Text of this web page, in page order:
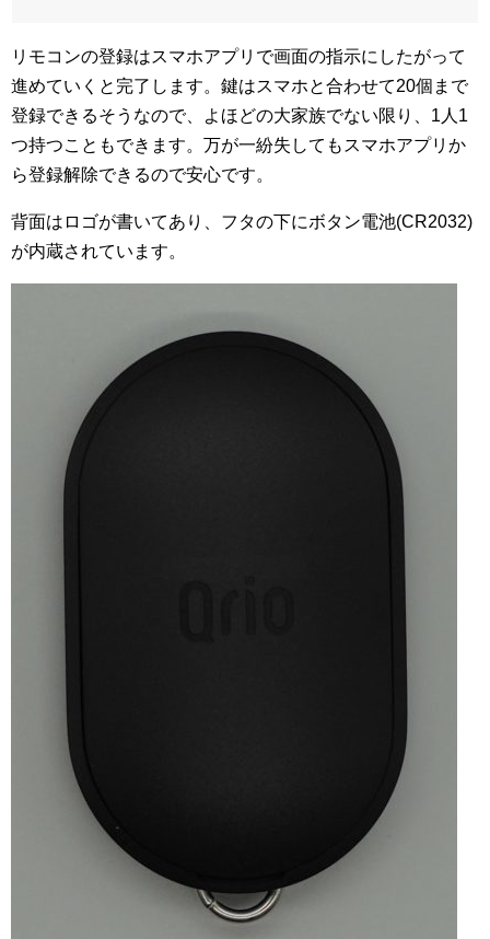
リモコンの登録はスマホアプリで画面の指示にしたがって
進めていくと完了します。鍵はスマホと合わせて20個まで
登録できるそうなので、よほどの大家族でない限り、1人1
つ持つこともできます。万が一紛失してもスマホアプリか
ら登録解除できるので安心です。
背面はロゴが書いてあり、フタの下にボタン電池(CR2032)
が内蔵されています。